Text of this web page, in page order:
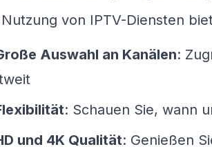
Nutzung von IPTV-Diensten
Auswahl an Kanälen:
: Schauen Sie, wann
und 4K Qualität: Genießen